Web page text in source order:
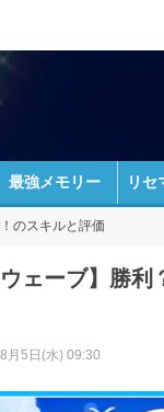
最強メモリー リセ
のスキルと評価
ウェーブ】勝
月5日(水) 09:30